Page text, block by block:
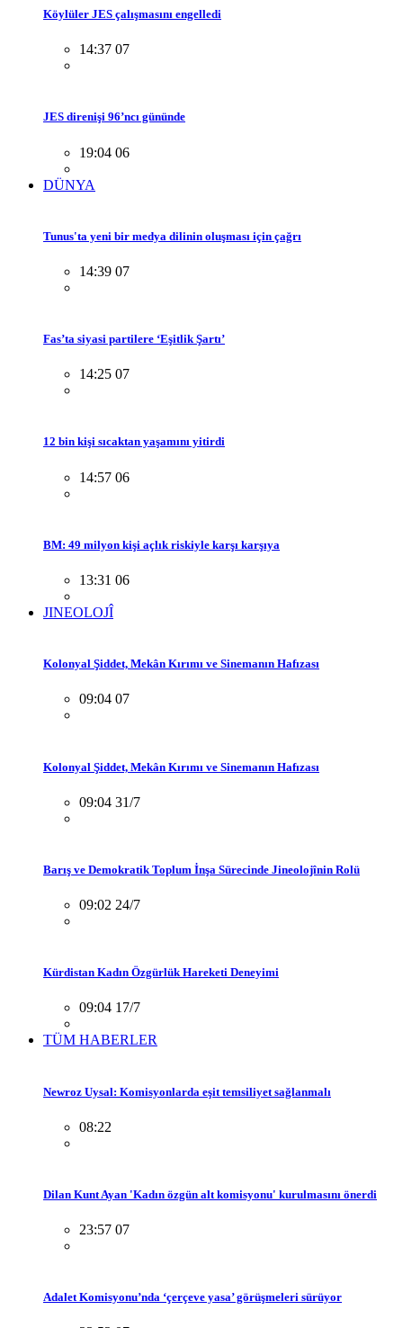
Köylüler JES çalışmasını engelledi
14:37 07
JES direnişi 96’ncı gününde
19:04 06
DÜNYA
Tunus'ta yeni bir medya dilinin oluşması için çağrı
14:39 07
Fas’ta siyasi partilere ‘Eşitlik Şartı’
14:25 07
12 bin kişi sıcaktan yaşamını yitirdi
14:57 06
BM: 49 milyon kişi açlık riskiyle karşı karşıya
13:31 06
JINEOLOJÎ
Kolonyal Şiddet, Mekân Kırımı ve Sinemanın Hafızası
09:04 07
Kolonyal Şiddet, Mekân Kırımı ve Sinemanın Hafızası
09:04 31/7
Barış ve Demokratik Toplum İnşa Sürecinde Jineolojînin Rolü
09:02 24/7
Kürdistan Kadın Özgürlük Hareketi Deneyimi
09:04 17/7
TÜM HABERLER
Newroz Uysal: Komisyonlarda eşit temsiliyet sağlanmalı
08:22
Dilan Kunt Ayan 'Kadın özgün alt komisyonu' kurulmasını önerdi
23:57 07
Adalet Komisyonu’nda ‘çerçeve yasa’ görüşmeleri sürüyor